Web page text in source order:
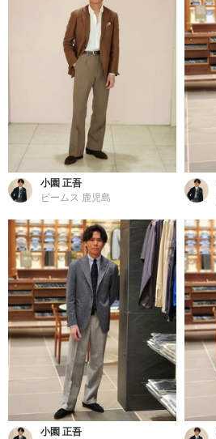
小園 正吾
ビームス 鹿児島
小園 正吾